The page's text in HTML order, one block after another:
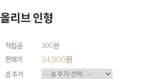
올리브 인형
적립금
300원
판매가
34,000원
솜 추가